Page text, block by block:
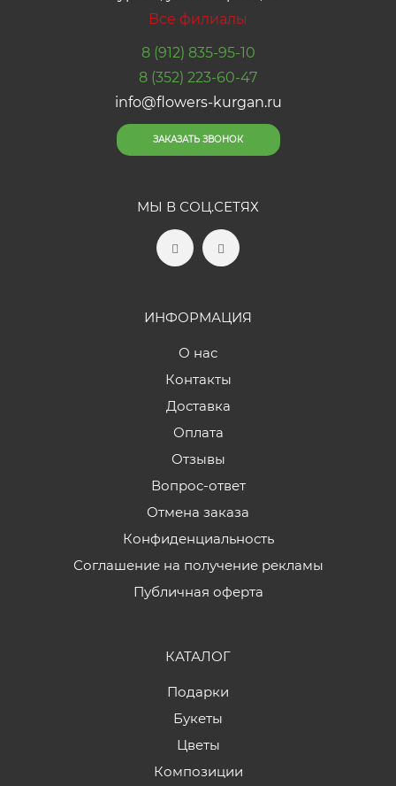
Все филиалы
8 (912) 835-95-10
8 (352) 223-60-47
info@flowers-kurgan.ru
ЗАКАЗАТЬ ЗВОНОК
МЫ В СОЦ.СЕТЯХ
ИНФОРМАЦИЯ
О нас
Контакты
Доставка
Оплата
Отзывы
Вопрос-ответ
Отмена заказа
Конфиденциальность
Соглашение на получение рекламы
Публичная оферта
КАТАЛОГ
Подарки
Букеты
Цветы
Композиции